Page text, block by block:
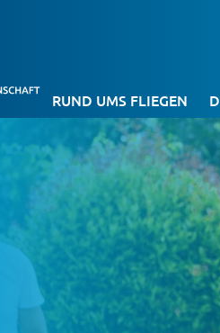
RUND UMS FLIEGEN